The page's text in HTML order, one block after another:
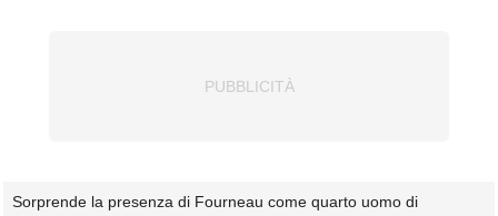
Sorprende la presenza di Fourneau come quarto uomo di